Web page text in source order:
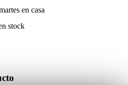
en casa
stock